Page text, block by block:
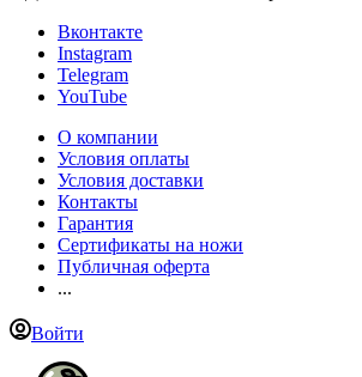
Вконтакте
Instagram
Telegram
YouTube
О компании
Условия оплаты
Условия доставки
Контакты
Гарантия
Сертификаты на ножи
Публичная оферта
...
Войти